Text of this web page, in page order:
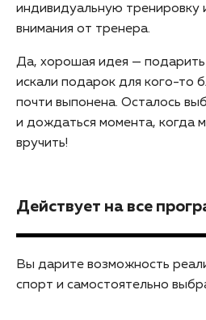
индивидуальную тренировку
внимания от тренера.
Да, хорошая идея — подарить
искали подарок для кого-то
почти выпонена. Осталось
и дождаться момента, когда
вручить!
Действует на все
Вы дарите возможность
спорт и самостоятельно